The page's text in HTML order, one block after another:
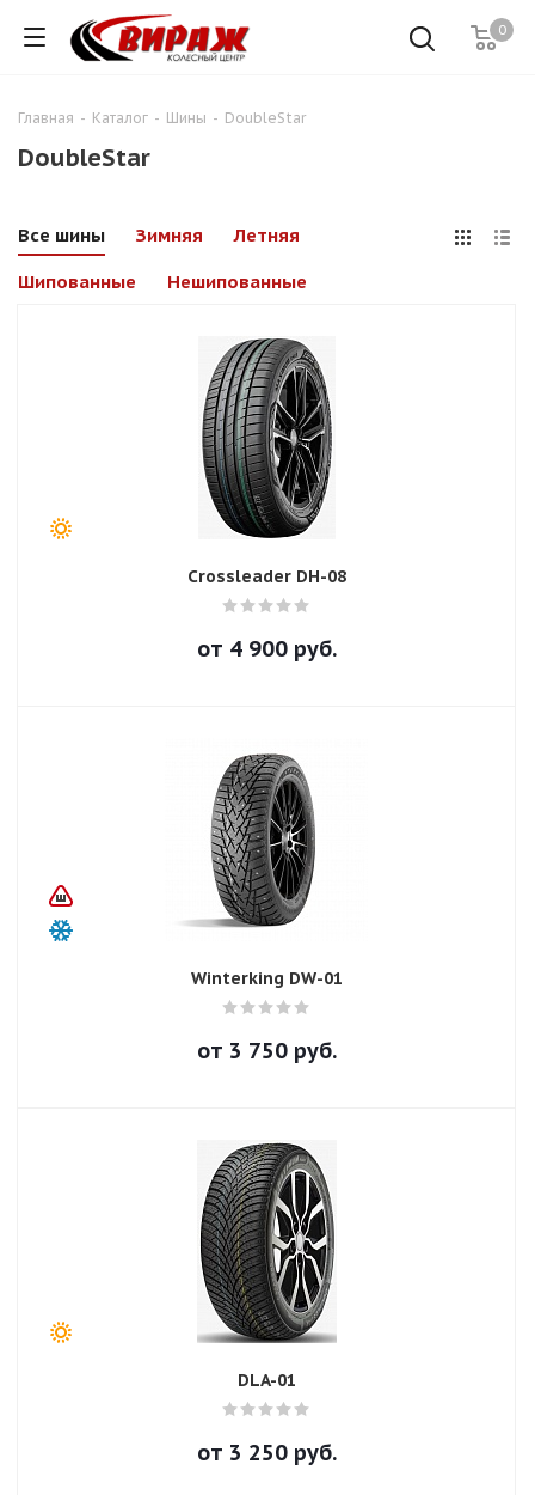
0
Главная - Каталог - Шины - DoubleStar
DoubleStar
Все шины Зимняя Летняя
Шипованные Нешипованные
Crossleader DH-08
от 4 900руб.
Winterking DW-01
от 3 750руб.
DLA-01
от 3 250руб.